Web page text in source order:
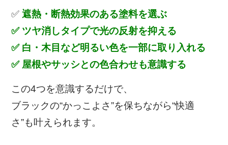
✅ 遮熱・断熱効果のある塗料を選ぶ
✅ ツヤ消しタイプで光の反射を抑える
✅ 白・木目など明るい色を一部に取り入れる
✅ 屋根やサッシとの色合わせも意識する
この4つを意識するだけで、
ブラックの“かっこよさ”を保ちながら“快適
さ”も叶えられます。